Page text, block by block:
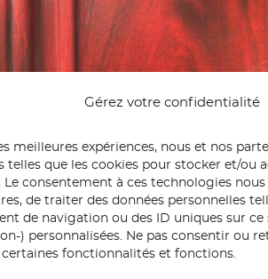
Gérez votre confidentialité
meilleures expériences, nous et nos
telles que les cookies pour stocker et/ou
Le consentement à ces technologies
de traiter des données personnelles
de navigation ou des ID uniques sur ce
) personnalisées. Ne pas consentir ou
fonctionnalités et fonctions.